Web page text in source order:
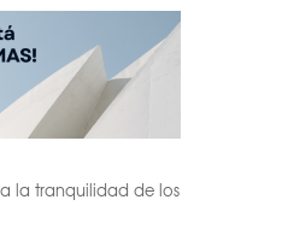
la tranquilidad de los